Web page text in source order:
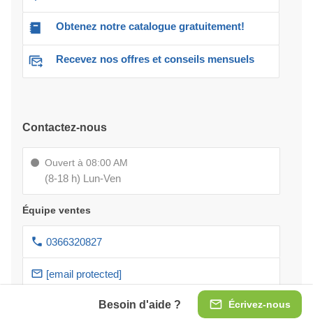
Écrivez-nous
Besoin d'aide ?
Obtenez notre catalogue gratuitement!
Recevez nos offres et conseils mensuels
Contactez-nous
Ouvert à 08:00 AM
(8-18 h) Lun-Ven
Équipe ventes
0366320827
[email protected]